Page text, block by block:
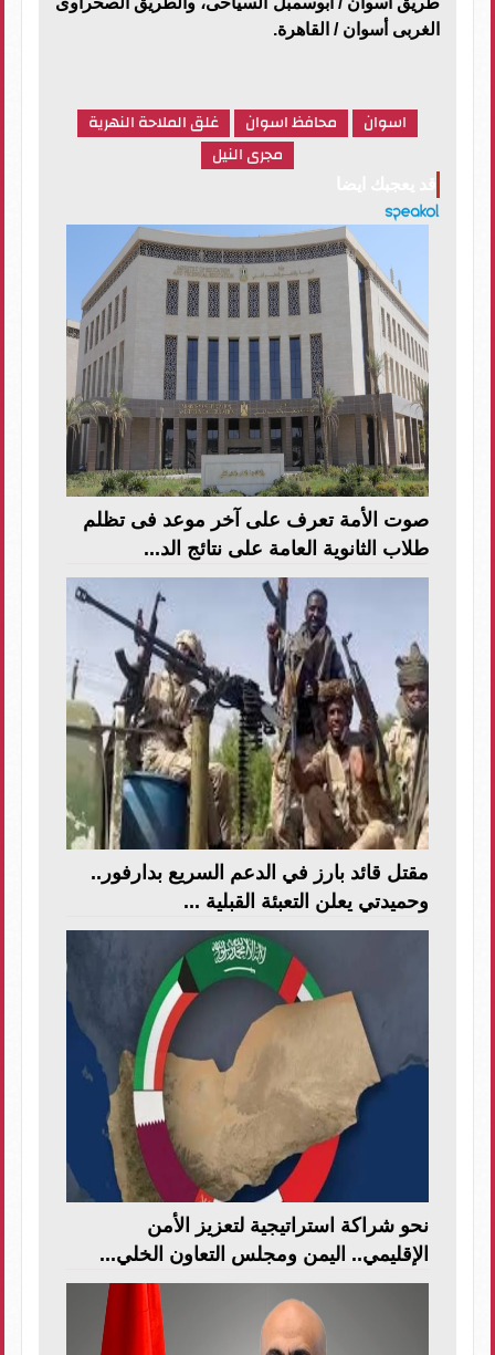
الغربى أسوان / القاهرة.
اسوان محافظ اسوان
غلق الملاحة النهرية
مجرى النيل
صوت الأمة تعرف على آخر موعد فى تظلم
طلاب الثانوية العامة على نتائج الد...
مقتل قائد بارز في الدعم السريع بدارفور..
وحميدتي يعلن التعبئة القبلية ...
نحو شراكة استراتيجية لتعزيز الأمن
الإقليمي.. اليمن ومجلس التعاون الخلي...